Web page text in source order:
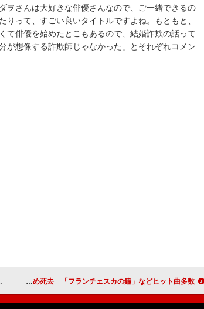
ヲさんは大好きな俳優さんなので、ご一緒できるの
って、すごい良いタイトルですよね。もともと、
て俳優を始めたとこもあるので、結婚詐欺の話って
が想像する詐欺師じゃなかった」とそれぞれコメン
歌手の二葉あき子さんが心不全のため死去 「フランチェスカの鐘」などヒット曲多数